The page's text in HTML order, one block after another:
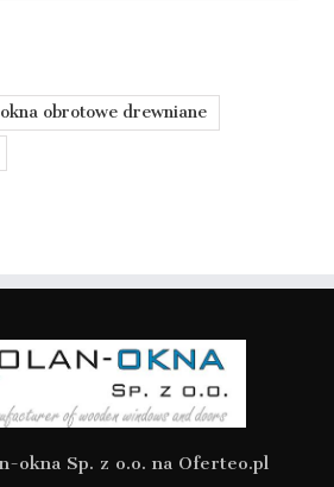
okna obrotowe drewniane